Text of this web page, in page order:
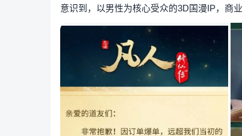
意识到，以男性为核心受众的3D国漫IP，商